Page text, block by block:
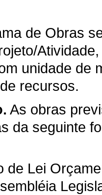
de Obras
unidade de
recursos.
As obras
da seguinte
de Lei